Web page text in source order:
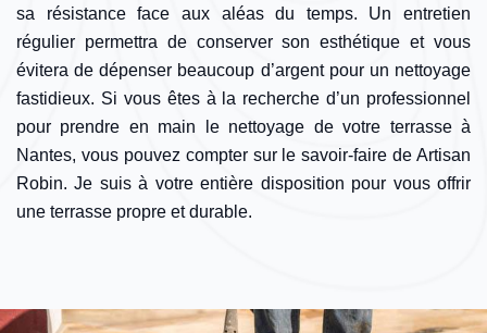
sa résistance face aux aléas du temps. Un entretien
régulier permettra de conserver son esthétique et vous
évitera de dépenser beaucoup d’argent pour un nettoyage
fastidieux. Si vous êtes à la recherche d’un professionnel
pour prendre en main le nettoyage de votre terrasse à
Nantes, vous pouvez compter sur le savoir-faire de Artisan
Robin. Je suis à votre entière disposition pour vous offrir
une terrasse propre et durable.